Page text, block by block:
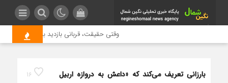
وقتی حقیقت، قربانی بازدید بیشتر می
16
بارزانی تعریف می‌کند که «داعش به دروازه اربیل